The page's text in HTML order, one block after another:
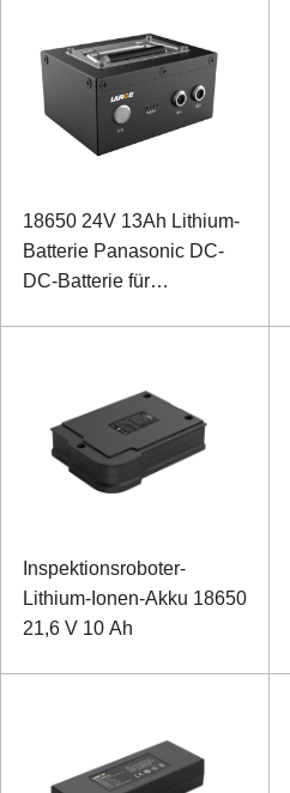
18650 24V 13Ah Lithium-
Batterie Panasonic DC-
DC-Batterie für
Inspektionsroboter-
Lithium-Ionen-Akku 18650
21,6 V 10 Ah